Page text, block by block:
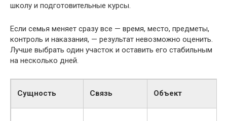
школу и подготовительные курсы.
Если семья меняет сразу все — время, место, предметы,
контроль и наказания, — результат невозможно оценить.
Лучше выбрать один участок и оставить его стабильным
на несколько дней.
Сущность Связь Объект